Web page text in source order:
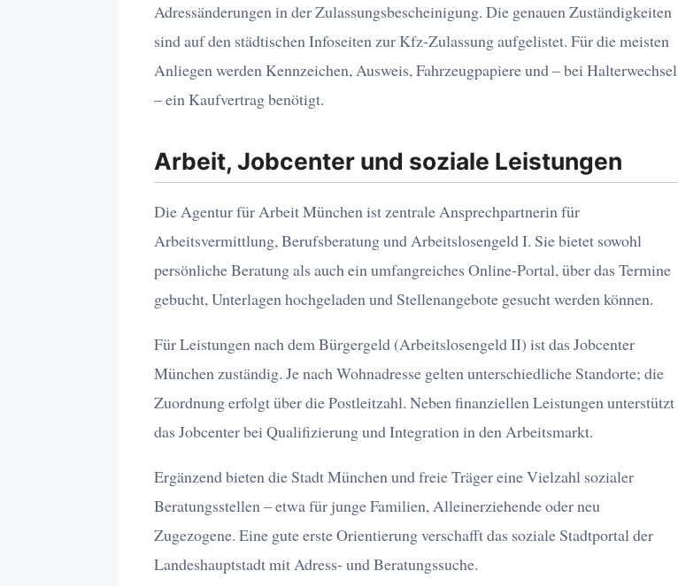
Adressänderungen in der Zulassungsbescheinigung. Die genauen Zuständigkeiten
sind auf den städtischen Infoseiten zur Kfz-Zulassung aufgelistet. Für die meisten
Anliegen werden Kennzeichen, Ausweis, Fahrzeugpapiere und – bei Halterwechsel
– ein Kaufvertrag benötigt.
Arbeit, Jobcenter und soziale Leistungen
Die Agentur für Arbeit München ist zentrale Ansprechpartnerin für
Arbeitsvermittlung, Berufsberatung und Arbeitslosengeld I. Sie bietet sowohl
persönliche Beratung als auch ein umfangreiches Online-Portal, über das Termine
gebucht, Unterlagen hochgeladen und Stellenangebote gesucht werden können.
Für Leistungen nach dem Bürgergeld (Arbeitslosengeld II) ist das Jobcenter
München zuständig. Je nach Wohnadresse gelten unterschiedliche Standorte; die
Zuordnung erfolgt über die Postleitzahl. Neben finanziellen Leistungen unterstützt
das Jobcenter bei Qualifizierung und Integration in den Arbeitsmarkt.
Ergänzend bieten die Stadt München und freie Träger eine Vielzahl sozialer
Beratungsstellen – etwa für junge Familien, Alleinerziehende oder neu
Zugezogene. Eine gute erste Orientierung verschafft das soziale Stadtportal der
Landeshauptstadt mit Adress- und Beratungssuche.